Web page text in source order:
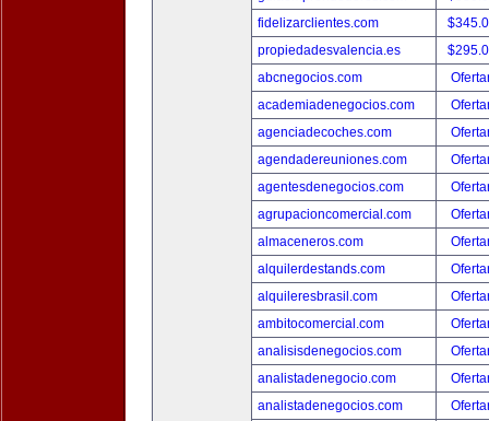
fidelizarclientes.com
propiedadesvalencia.es
abcnegocios.com
academiadenegocios.com
agenciadecoches.com
agendadereuniones.com
agentesdenegocios.com
agrupacioncomercial.com
almaceneros.com
alquilerdestands.com
alquileresbrasil.com
ambitocomercial.com
analisisdenegocios.com
analistadenegocio.com
analistadenegocios.com